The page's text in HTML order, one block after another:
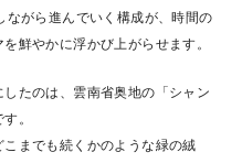
がら進んでいく構成が、時間の
鮮やかに浮かび上がらせます。
たのは、雲南省奥地の「シャン
。
までも続くかのような緑の絨